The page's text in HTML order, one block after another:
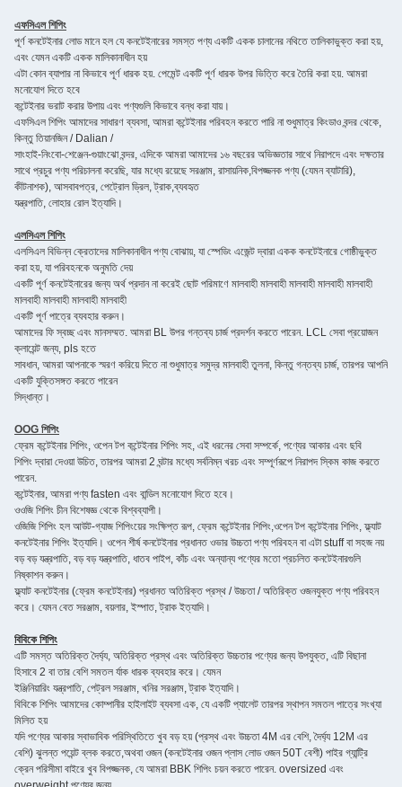
এফসিএল শিপিং
পূর্ণ কনটেইনার লোড মানে হল যে কনটেইনারের সমস্ত পণ্য একটি একক চালানের নথিতে তালিকাভুক্ত করা হয়,
এবং যেমন একটি একক মালিকানাধীন হয়
এটা কোন ব্যাপার না কিভাবে পূর্ণ ধারক হয়. পেমেন্ট একটি পূর্ণ ধারক উপর ভিত্তি করে তৈরি করা হয়. আমরা
মনোযোগ দিতে হবে
কন্টেইনার ভরাট করার উপায় এবং পণ্যগুলি কিভাবে বন্ধ করা যায়।
এফসিএল শিপিং আমাদের সাধারণ ব্যবসা, আমরা কন্টেইনার পরিবহন করতে পারি না শুধুমাত্র কিংডাও বন্দর থেকে,
কিন্তু তিয়ানজিন / Dalian /
সাংহাই-নিংবো-শেঞ্জেন-গুয়াংঝো বন্দর, এদিকে আমরা আমাদের ১৬ বছরের অভিজ্ঞতার সাথে নিরাপদে এবং দক্ষতার
সাথে প্রচুর পণ্য পরিচালনা করেছি, যার মধ্যে রয়েছে সরঞ্জাম, রাসায়নিক,বিপজ্জনক পণ্য (যেমন ব্যাটারি),
কীটনাশক), আসবাবপত্র, পেট্রোল ড্রিল, ট্রাক,ব্যবহৃত
যন্ত্রপাতি, লোহার রোল ইত্যাদি।
এলসিএল শিপিং
এলসিএল বিভিন্ন ক্রেতাদের মালিকানাধীন পণ্য বোঝায়, যা স্পেডিং এজেন্ট দ্বারা একক কনটেইনারে গোষ্ঠীভুক্ত
করা হয়, যা পরিবহনকে অনুমতি দেয়
একটি পূর্ণ কনটেইনারের জন্য অর্থ প্রদান না করেই ছোট পরিমাণে মালবাহী মালবাহী মালবাহী মালবাহী মালবাহী
মালবাহী মালবাহী মালবাহী মালবাহী
একটি পূর্ণ পাত্রে ব্যবহার করুন।
আমাদের ফি স্বচ্ছ এবং মানসম্মত. আমরা BL উপর গন্তব্য চার্জ প্রদর্শন করতে পারেন. LCL সেবা প্রয়োজন
ক্লায়েন্ট জন্য, pls হতে
সাবধান, আমরা আপনাকে স্মরণ করিয়ে দিতে না শুধুমাত্র সমুদ্র মালবাহী তুলনা, কিন্তু গন্তব্য চার্জ, তারপর আপনি
একটি যুক্তিসঙ্গত করতে পারেন
সিদ্ধান্ত।
OOG শিপিং
ফ্রেম কন্টেইনার শিপিং, ওপেন টপ কন্টেইনার শিপিং সহ, এই ধরনের সেবা সম্পর্কে, পণ্যের আকার এবং ছবি
শিপিং দ্বারা দেওয়া উচিত, তারপর আমরা 2 ঘন্টার মধ্যে সর্বনিম্ন খরচ এবং সম্পূর্ণরূপে নিরাপদ স্কিম কাজ করতে
পারেন.
কন্টেইনার, আমরা পণ্য fasten এবং বান্ডিল মনোযোগ দিতে হবে।
ওওজি শিপিং চীন বিশেষজ্ঞ থেকে বিশ্বব্যাপী।
ওজিজি শিপিং হল আউট-গ্যাজ শিপিংয়ের সংক্ষিপ্ত রূপ, ফ্রেম কন্টেইনার শিপিং,ওপেন টপ কন্টেইনার শিপিং, ফ্ল্যাট
কনটেইনার শিপিং ইত্যাদি। ওপেন শীর্ষ কনটেইনার প্রধানত ওভার উচ্চতা পণ্য পরিবহন বা এটা stuff বা সহজ নয়
বড় বড় যন্ত্রপাতি, বড় বড় যন্ত্রপাতি, ধাতব পাইপ, কাঁচ এবং অন্যান্য পণ্যের মতো প্রচলিত কনটেইনারগুলি
নিষ্কাশন করুন।
ফ্ল্যাট কনটেইনার (ফ্রেম কনটেইনার) প্রধানত অতিরিক্ত প্রস্থ / উচ্চতা / অতিরিক্ত ওজনযুক্ত পণ্য পরিবহন
করে। যেমন বেত সরঞ্জাম, বয়লার, ইস্পাত, ট্রাক ইত্যাদি।
বিবিকে শিপিং
এটি সমস্ত অতিরিক্ত দৈর্ঘ্য, অতিরিক্ত প্রস্থ এবং অতিরিক্ত উচ্চতার পণ্যের জন্য উপযুক্ত, এটি বিছানা
হিসাবে 2 বা তার বেশি সমতল র্যাক ধারক ব্যবহার করে। যেমন
ইঞ্জিনিয়ারিং যন্ত্রপাতি, পেট্রল সরঞ্জাম, খনির সরঞ্জাম, ট্রাক ইত্যাদি।
বিবিকে শিপিং আমাদের কোম্পানীর হাইলাইট ব্যবসা এক, যে একটি প্যালেট তারপর স্থাপন সমতল পাত্রে সংখ্যা
মিলিত হয়
যদি পণ্যের আকার স্বাভাবিক পরিস্থিতিতে খুব বড় হয় (প্রস্থ এবং উচ্চতা 4M এর বেশি, দৈর্ঘ্য 12M এর
বেশি) ঝুলন্ত পয়েন্ট ব্লক করতে,অথবা ওজন (কনটেইনার ওজন প্লাস লোড ওজন 50T বেশী) পাইর গ্যান্ট্রি
ক্রেন পরিসীমা বাইরে খুব বিপজ্জনক, যে আমরা BBK শিপিং চয়ন করতে পারেন. oversized এবং